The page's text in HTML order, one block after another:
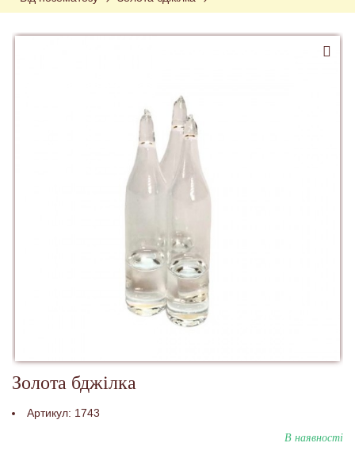
Золота бджілка
Артикул: 1743
В наявності